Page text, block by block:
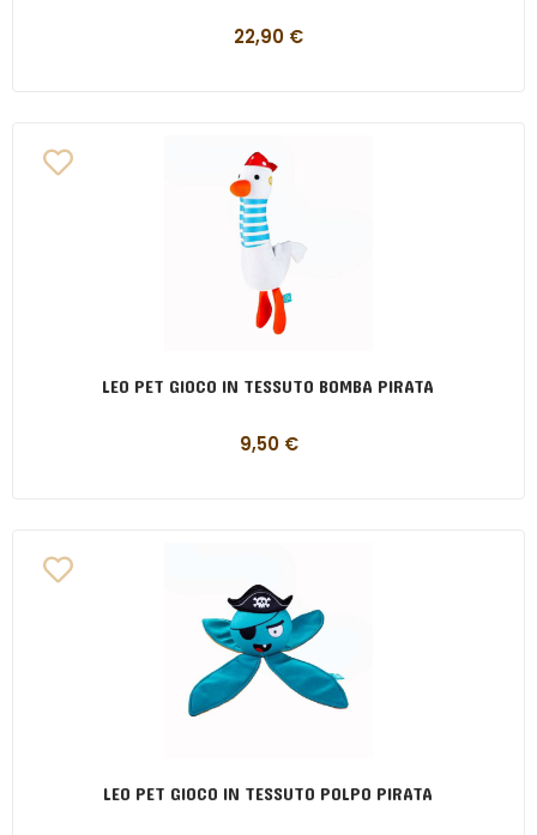
22,90 €
LEO PET GIOCO IN TESSUTO BOMBA PIRATA
9,50 €
LEO PET GIOCO IN TESSUTO POLPO PIRATA